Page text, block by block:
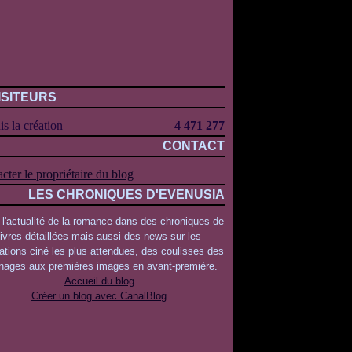
la création
4 471 277
CONTACT
le propriétaire du blog
LES CHRONIQUES D'EVENUSIA
l'actualité de la romance dans des chroniques de
livres détaillées mais aussi des news sur les
ciné les plus attendues, des coulisses des
aux premières images en avant-première.
Accueil du blog
Créer un blog avec CanalBlog